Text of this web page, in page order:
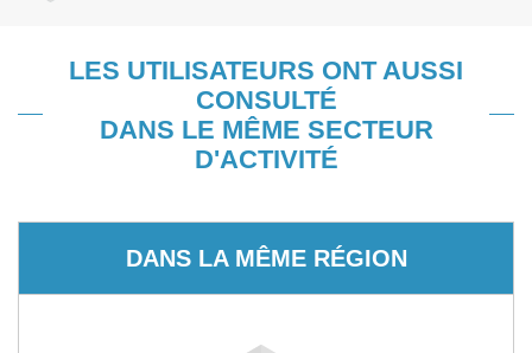
LES UTILISATEURS ONT AUSSI
CONSULTÉ
DANS LE MÊME SECTEUR
D'ACTIVITÉ
DANS LA MÊME RÉGION